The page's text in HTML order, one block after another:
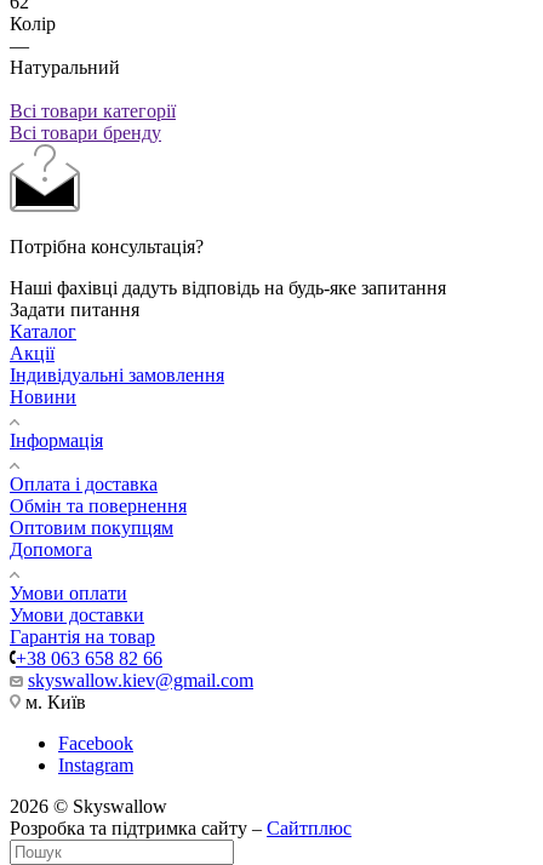
Колір
—
Натуральний
Всі товари категорії
Всі товари бренду
Потрібна консультація?
Наші фахівці дадуть відповідь на будь-яке запитання
Задати питання
Каталог
Акції
Індивідуальні замовлення
Новини
Інформація
Оплата і доставка
Обмін та повернення
Оптовим покупцям
Допомога
Умови оплати
Умови доставки
Гарантія на товар
+38 063 658 82 66
skyswallow.kiev@gmail.com
м. Київ
Facebook
Instagram
2026 © Skyswallow
Розробка та підтримка сайту – Сайтплюс